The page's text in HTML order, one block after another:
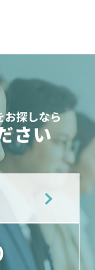
お探しなら
さい